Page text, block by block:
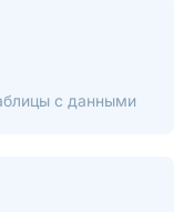
с данными